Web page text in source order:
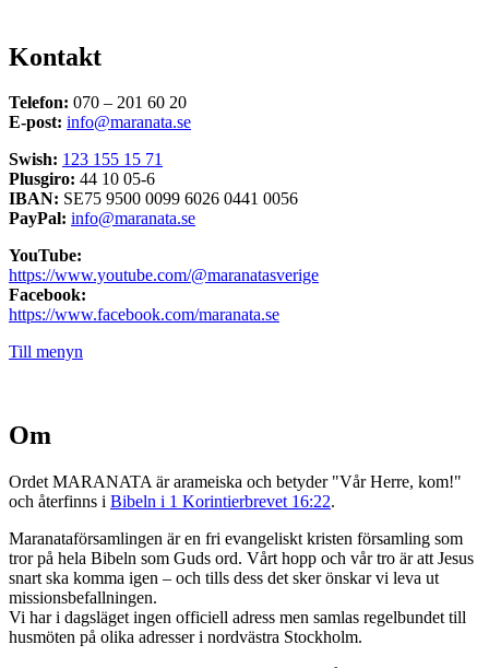
Kontakt
Telefon: 070 – 201 60 20
E-post: info@maranata.se
Swish: 123 155 15 71
Plusgiro: 44 10 05-6
IBAN: SE75 9500 0099 6026 0441 0056
PayPal: info@maranata.se
YouTube:
https://www.youtube.com/@maranatasverige
Facebook:
https://www.facebook.com/maranata.se
Till menyn
Om
Ordet MARANATA är arameiska och betyder "Vår Herre, kom!"
och återfinns i Bibeln i 1 Korintierbrevet 16:22.
Maranataförsamlingen är en fri evangeliskt kristen församling som
tror på hela Bibeln som Guds ord. Vårt hopp och vår tro är att Jesus
snart ska komma igen – och tills dess det sker önskar vi leva ut
missionsbefallningen.
Vi har i dagsläget ingen officiell adress men samlas regelbundet till
husmöten på olika adresser i nordvästra Stockholm.